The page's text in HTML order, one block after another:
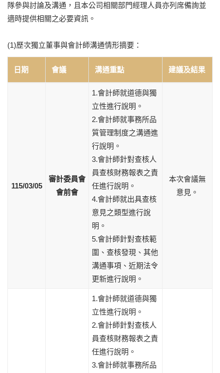
隊參與討論及溝通，且本公司相關部門經理人員亦列席備詢並
適時提供相關之必要資訊。
(1)歷次獨立董事與會計師溝通情形摘要：
日期 會議 溝通重點 建議及結果
115/03/05
審計委員會
會前會
1.會計師就道德與獨
立性進行說明。
2.會計師就事務所品
質管理制度之溝通進
行說明。
3.會計師針對查核人
員查核財務報表之責
任進行說明。
4.會計師就出具查核
意見之類型進行說
明。
5.會計師針對查核範
圍、查核發現、其他
溝通事項、近期法令
更新進行說明。
本次會議無
意見。
1.會計師就道德與獨
立性進行說明。
2.會計師針對查核人
員查核財務報表之責
任進行說明。
3.會計師就事務所品